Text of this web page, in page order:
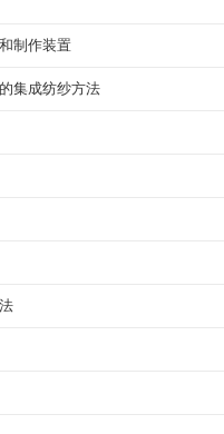
制作装置
集成纺纱方法